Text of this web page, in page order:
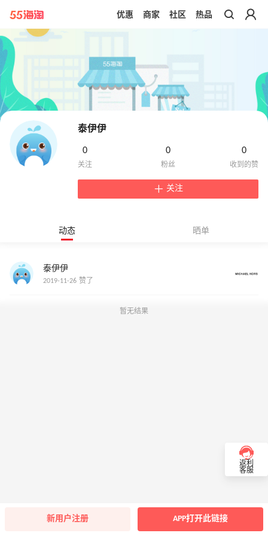
带你去官网买正品
优惠 商家 社区 热品
泰伊伊
0 0 0
关注
动态 晒单
泰伊伊
2019-11-26 赞了
暂无结果
返利
客服
新用户注册 APP打开此链接